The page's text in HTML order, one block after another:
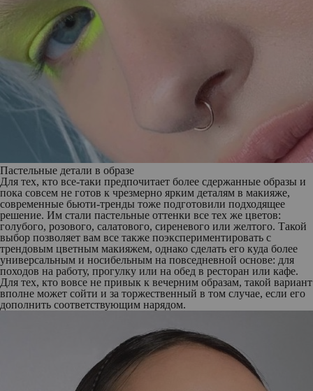
Пастельные детали в образе
Для тех, кто все-таки предпочитает более сдержанные образы и
пока совсем не готов к чрезмерно ярким деталям в макияже,
современные бьюти-тренды тоже подготовили подходящее
решение. Им стали пастельные оттенки все тех же цветов:
голубого, розового, салатового, сиреневого или желтого. Такой
выбор позволяет вам все также поэкспериментировать с
трендовым цветным макияжем, однако сделать его куда более
универсальным и носибельным на повседневной основе: для
походов на работу, прогулку или на обед в ресторан или кафе.
Для тех, кто вовсе не привык к вечерним образам, такой вариант
вполне может сойти и за торжественный в том случае, если его
дополнить соответствующим нарядом.